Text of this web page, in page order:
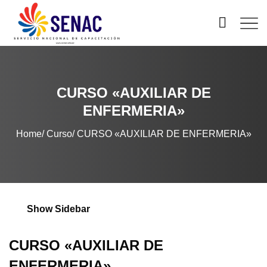
CURSO «AUXILIAR DE
ENFERMERIA»
Home Curso CURSO «AUXILIAR DE ENFERMERIA»
Show Sidebar
CURSO «AUXILIAR DE